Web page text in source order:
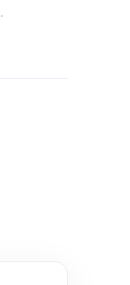
Recursos Humanos?